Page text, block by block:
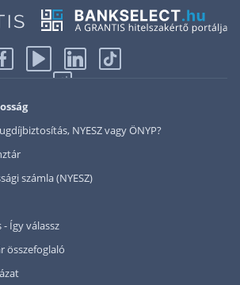
NYESZ vagy ÖNYP?
számla (NYESZ)
Így válassz
összefoglaló